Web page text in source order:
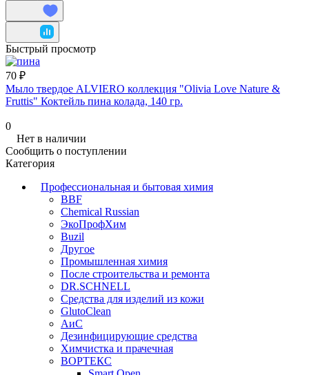
Быстрый просмотр
70 ₽
Мыло твердое ALVIERO коллекция "Olivia Love Nature &
Fruttis" Коктейль пина колада, 140 гр.
0
Нет в наличии
Сообщить о поступлении
Категория
Профессиональная и бытовая химия
BBF
Chemical Russian
ЭкоПрофХим
Buzil
Другое
Промышленная химия
После строительства и ремонта
DR.SCHNELL
Средства для изделий из кожи
GlutoClean
АиС
Дезинфицирующие средства
Химчистка и прачечная
ВОРТЕКС